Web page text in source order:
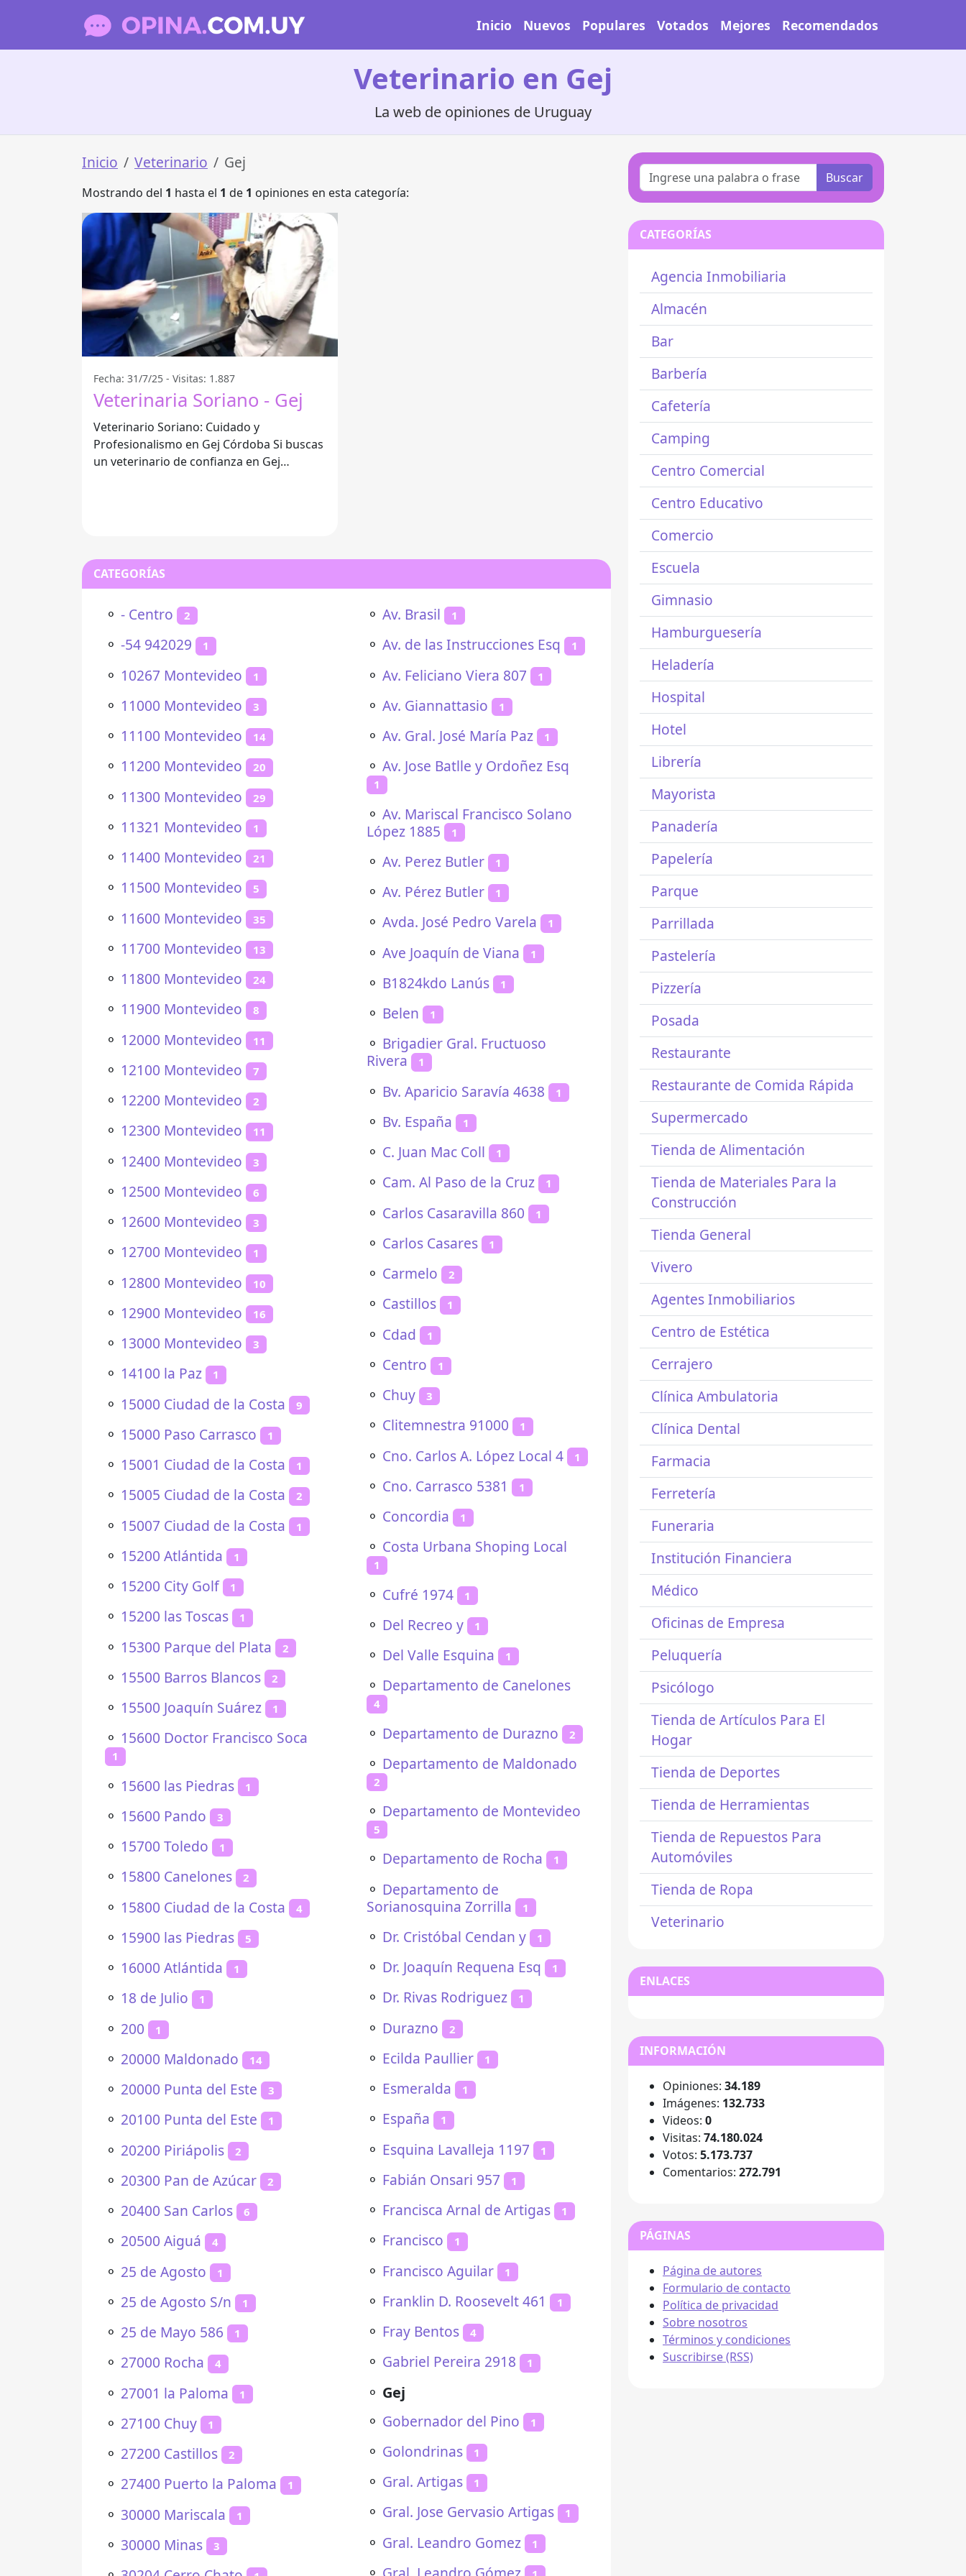
Inicio Nuevos Populares Votados Mejores Recomendados
Veterinario en Gej
La web de opiniones de Uruguay
Inicio Veterinario Gej
Mostrando del 1 hasta el 1 de 1 opiniones en esta categoría:
Fecha: 31/7/25 - Visitas: 1.887
Veterinaria Soriano - Gej
Veterinario Soriano: Cuidado y
Profesionalismo en Gej Córdoba Si buscas
un veterinario de confianza en Gej
CATEGORÍAS
⚬ - Centro 2
⚬ -54 942029 1
⚬ 10267 Montevideo 1
⚬ 11000 Montevideo 3
⚬ 11100 Montevideo 14
⚬ 11200 Montevideo 20
⚬ 11300 Montevideo 29
⚬ 11321 Montevideo 1
⚬ 11400 Montevideo 21
⚬ 11500 Montevideo 5
⚬ 11600 Montevideo 35
⚬ 11700 Montevideo 13
⚬ 11800 Montevideo 24
⚬ 11900 Montevideo 8
⚬ 12000 Montevideo 11
⚬ 12100 Montevideo 7
⚬ 12200 Montevideo 2
⚬ 12300 Montevideo 11
⚬ 12400 Montevideo 3
⚬ 12500 Montevideo 6
⚬ 12600 Montevideo 3
⚬ 12700 Montevideo 1
⚬ 12800 Montevideo 10
⚬ 12900 Montevideo 16
⚬ 13000 Montevideo 3
⚬ 14100 la Paz 1
⚬ 15000 Ciudad de la Costa 9
⚬ 15000 Paso Carrasco 1
⚬ 15001 Ciudad de la Costa 1
⚬ 15005 Ciudad de la Costa 2
⚬ 15007 Ciudad de la Costa 1
⚬ 15200 Atlántida 1
⚬ 15200 City Golf 1
⚬ 15200 las Toscas 1
⚬ 15300 Parque del Plata 2
⚬ 15500 Barros Blancos 2
⚬ 15500 Joaquín Suárez 1
⚬ 15600 Doctor Francisco Soca
1
⚬ 15600 las Piedras 1
⚬ 15600 Pando 3
⚬ 15700 Toledo 1
⚬ 15800 Canelones 2
⚬ 15800 Ciudad de la Costa 4
⚬ 15900 las Piedras 5
⚬ 16000 Atlántida 1
⚬ 18 de Julio 1
⚬ 200 1
⚬ 20000 Maldonado 14
⚬ 20000 Punta del Este 3
⚬ 20100 Punta del Este 1
⚬ 20200 Piriápolis 2
⚬ 20300 Pan de Azúcar 2
⚬ 20400 San Carlos 6
⚬ 20500 Aiguá 4
⚬ 25 de Agosto 1
⚬ 25 de Agosto S/n 1
⚬ 25 de Mayo 586 1
⚬ 27000 Rocha 4
⚬ 27001 la Paloma 1
⚬ 27100 Chuy 1
⚬ 27200 Castillos 2
⚬ 27400 Puerto la Paloma 1
⚬ 30000 Mariscala 1
⚬ 30000 Minas 3
⚬ Av. Brasil 1
⚬ Av. de las Instrucciones Esq 1
⚬ Av. Feliciano Viera 807 1
⚬ Av. Giannattasio 1
⚬ Av. Gral. José María Paz 1
⚬ Av. Jose Batlle y Ordoñez Esq
1
⚬ Av. Mariscal Francisco Solano
López 1885
1
⚬ Av. Perez Butler 1
⚬ Av. Pérez Butler 1
⚬ Avda. José Pedro Varela 1
⚬ Ave Joaquín de Viana 1
⚬ B1824kdo Lanús 1
⚬ Belen 1
⚬ Brigadier Gral. Fructuoso
Rivera
1
⚬ Bv. Aparicio Saravía 4638 1
⚬ Bv. España 1
⚬ C. Juan Mac Coll 1
⚬ Cam. Al Paso de la Cruz 1
⚬ Carlos Casaravilla 860 1
⚬ Carlos Casares 1
⚬ Carmelo 2
⚬ Castillos 1
⚬ Cdad 1
⚬ Centro 1
⚬ Chuy 3
⚬ Clitemnestra 91000 1
⚬ Cno. Carlos A. López Local 4 1
⚬ Cno. Carrasco 5381 1
⚬ Concordia 1
⚬ Costa Urbana Shoping Local
1
⚬ Cufré 1974 1
⚬ Del Recreo y 1
⚬ Del Valle Esquina 1
⚬ Departamento de Canelones
4
⚬ Departamento de Durazno 2
⚬ Departamento de Maldonado
2
⚬ Departamento de Montevideo
5
⚬ Departamento de Rocha 1
⚬ Departamento de
Sorianosquina Zorrilla
1
⚬ Dr. Cristóbal Cendan y 1
⚬ Dr. Joaquín Requena Esq 1
⚬ Dr. Rivas Rodriguez 1
⚬ Durazno 2
⚬ Ecilda Paullier 1
⚬ Esmeralda 1
⚬ España 1
⚬ Esquina Lavalleja 1197 1
⚬ Fabián Onsari 957 1
⚬ Francisca Arnal de Artigas 1
⚬ Francisco 1
⚬ Francisco Aguilar 1
⚬ Franklin D. Roosevelt 461 1
⚬ Fray Bentos 4
⚬ Gabriel Pereira 2918 1
⚬ Gej
⚬ Gobernador del Pino 1
⚬ Golondrinas 1
⚬ Gral. Artigas 1
⚬ Gral. Jose Gervasio Artigas 1
⚬ Gral. Leandro Gomez 1
Buscar
CATEGORÍAS
Agencia Inmobiliaria
Almacén
Bar
Barbería
Cafetería
Camping
Centro Comercial
Centro Educativo
Comercio
Escuela
Gimnasio
Hamburguesería
Heladería
Hospital
Hotel
Librería
Mayorista
Panadería
Papelería
Parque
Parrillada
Pastelería
Pizzería
Posada
Restaurante
Restaurante de Comida Rápida
Supermercado
Tienda de Alimentación
Tienda de Materiales Para la
Construcción
Tienda General
Vivero
Agentes Inmobiliarios
Centro de Estética
Cerrajero
Clínica Ambulatoria
Clínica Dental
Farmacia
Ferretería
Funeraria
Institución Financiera
Médico
Oficinas de Empresa
Peluquería
Psicólogo
Tienda de Artículos Para El
Hogar
Tienda de Deportes
Tienda de Herramientas
Tienda de Repuestos Para
Automóviles
Tienda de Ropa
Veterinario
ENLACES
INFORMACIÓN
Opiniones: 34.189
Imágenes: 132.733
Videos: 0
Visitas: 74.180.024
Votos: 5.173.737
Comentarios: 272.791
PÁGINAS
Página de autores
Formulario de contacto
Política de privacidad
Sobre nosotros
Términos y condiciones
Suscribirse (RSS)